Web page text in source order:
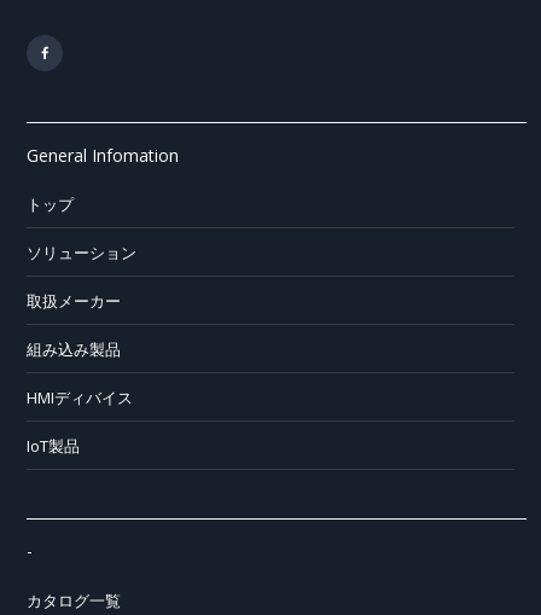
General Infomation
トップ
ソリューション
取扱メーカー
組み込み製品
HMIディバイス
IoT製品
-
カタログ一覧